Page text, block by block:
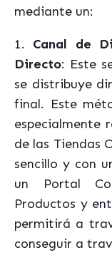
mediante un:
1. Canal de
Directo: Este
se distribuye
final. Este
especialmente
de las Tiendas
sencillo y con
un Portal
Productos y
permitirá a
conseguir a